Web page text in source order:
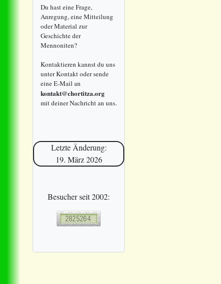
Du hast eine Frage,
Anregung, eine Mitteilung
oder Material zur
Geschichte der
Mennoniten?
Kontaktieren kannst du uns
unter Kontakt oder sende
eine E-Mail an
kontakt@chortitza.org
mit deiner Nachricht an uns.
Letzte Änderung:
19. März 2026
Besucher seit 2002: